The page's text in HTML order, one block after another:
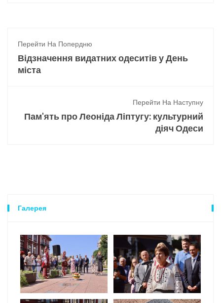
Перейти На Попердню
Відзначення видатних одеситів у День
міста
Перейти На Наступну
Пам'ять про Леоніда Ліптугу: культурний
діяч Одеси
Галерея